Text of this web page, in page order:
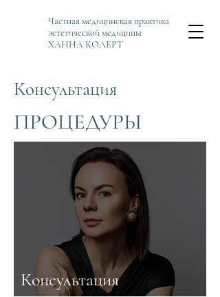
Частная медицинская практика
эстетической медицины
ХАННА КОЛЕРТ
Консультация
ПРОЦЕДУРЫ
Консультация